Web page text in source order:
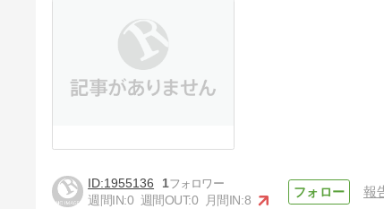
1955136
1
週間IN:0 週間OUT:0 月間IN:8
報